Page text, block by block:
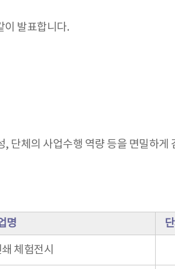
이 발표합니다.
단체의 사업수행 역량 등을 면밀하게
명
체험전시